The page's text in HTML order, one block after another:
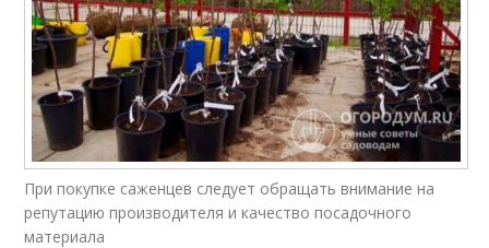
При покупке саженцев следует обращать внимание на
репутацию производителя и качество посадочного
материала